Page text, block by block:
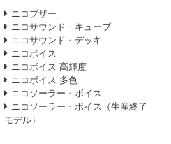
ニコブザー
ニコサウンド・キューブ
ニコサウンド・デッキ
ニコボイス
ニコボイス 高輝度
ニコボイス 多色
ニコソーラー・ボイス
ニコソーラー・ボイス（生産終了
モデル）